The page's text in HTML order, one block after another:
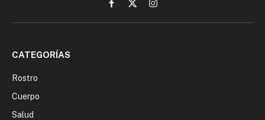
Facebook
X
(Twitter)
Instagram
CATEGORÍAS
Rostro
Cuerpo
Salud